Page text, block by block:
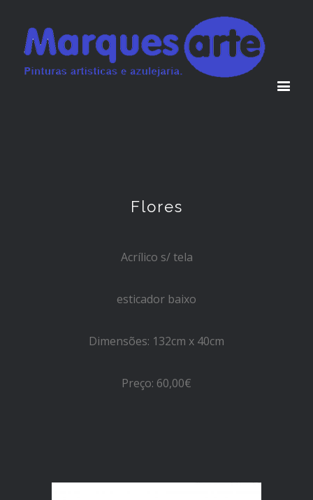
Flores
Acrílico s/ tela
esticador baixo
Dimensões: 132cm x 40cm
Preço: 60,00€